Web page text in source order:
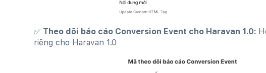
✅ Theo dõi báo cáo Conversion Event cho Haravan 1.0:
riêng cho Haravan 1.0